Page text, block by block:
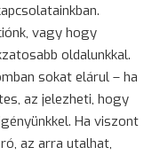
vagy hogy
oldalunkkal.
sokat elárul – ha
az jelezheti, hogy
Ha viszont
az arra utalhat,